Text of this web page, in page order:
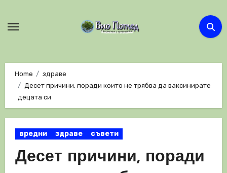
Home
здраве
Десет причини, поради които не трябва да ваксинирате
децата си
вредни здраве съвети
Десет причини, поради